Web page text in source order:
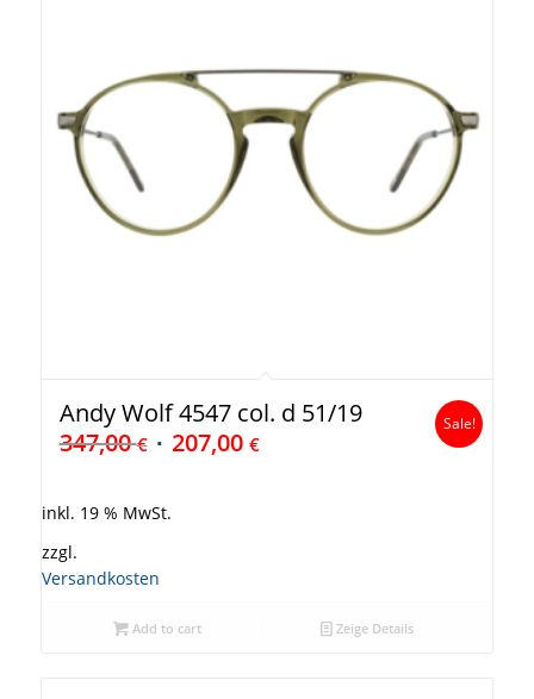
Andy Wolf 4547 col. d 51/19
347,00€ 207,00 €
Sale!
inkl. 19 % MwSt.
zzgl.
Versandkosten
Add to cart Zeige Details